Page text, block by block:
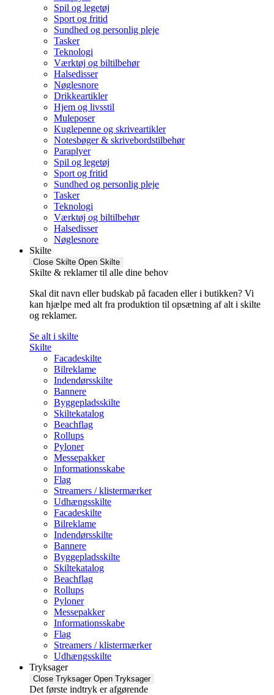
Spil og legetøj
Sport og fritid
Sundhed og personlig pleje
Tasker
Teknologi
Værktøj og biltilbehør
Halsedisser
Nøglesnore
Drikkeartikler
Hjem og livsstil
Muleposer
Kuglepenne og skriveartikler
Notesbøger & skrivebordstilbehør
Paraplyer
Spil og legetøj
Sport og fritid
Sundhed og personlig pleje
Tasker
Teknologi
Værktøj og biltilbehør
Halsedisser
Nøglesnore
Skilte
Close Skilte Open Skilte
Skilte & reklamer til alle dine behov
Skal dit navn eller budskab på facaden eller i butikken? Vi
kan hjælpe med alt fra produktion til opsætning af alt i skilte
og reklamer.
Se alt i skilte
Skilte
Facadeskilte
Bilreklame
Indendørsskilte
Bannere
Byggepladsskilte
Skiltekatalog
Beachflag
Rollups
Pyloner
Messepakker
Informationsskabe
Flag
Streamers / klistermærker
Udhængsskilte
Facadeskilte
Bilreklame
Indendørsskilte
Bannere
Byggepladsskilte
Skiltekatalog
Beachflag
Rollups
Pyloner
Messepakker
Informationsskabe
Flag
Streamers / klistermærker
Udhængsskilte
Tryksager
Close Tryksager Open Tryksager
Det første indtryk er afgørende